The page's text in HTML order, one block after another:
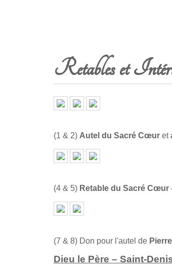
Retables et
(1 & 2) Autel du Sacré Cœur et
(4 & 5) Retable du Sacré Cœur
(7 & 8) Don pour l'autel de
Dieu le Père – Saint-